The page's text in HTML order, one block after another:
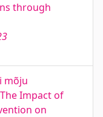
through
mõju
Impact of
on